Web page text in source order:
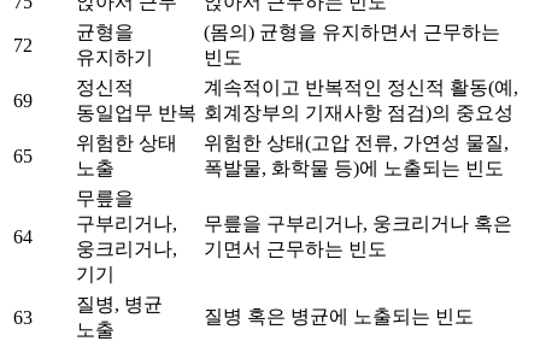
72
균형을
유지하기
(몸의) 균형을 유지하면서 근무하는
빈도
69
정신적
동일업무 반복
계속적이고 반복적인 정신적 활동(예,
회계장부의 기재사항 점검)의 중요성
65
위험한 상태
노출
위험한 상태(고압 전류, 가연성 물질,
폭발물, 화학물 등)에 노출되는 빈도
64
무릎을
구부리거나,
웅크리거나,
기기
무릎을 구부리거나, 웅크리거나 혹은
기면서 근무하는 빈도
63
질병, 병균
노출
질병 혹은 병균에 노출되는 빈도